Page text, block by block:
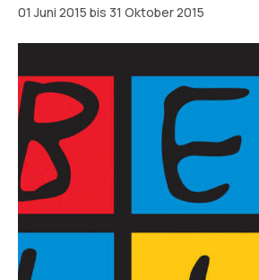
01 Juni 2015 bis 31 Oktober 2015